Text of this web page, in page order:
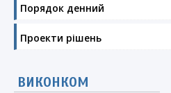
Порядок денний
Проекти рішень
ВИКОНКОМ